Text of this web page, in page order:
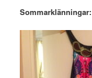
Sommarklänningar: